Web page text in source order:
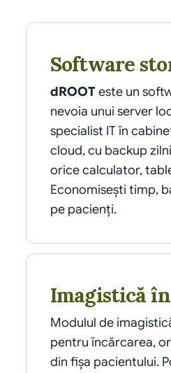
Software
dROOT este un
nevoia unui server
specialist IT în
cloud, cu backup
orice calculator,
Economisești timp,
pe pacienți.
Imagistică
Modulul de
pentru încărcarea,
din fișa pacientului.